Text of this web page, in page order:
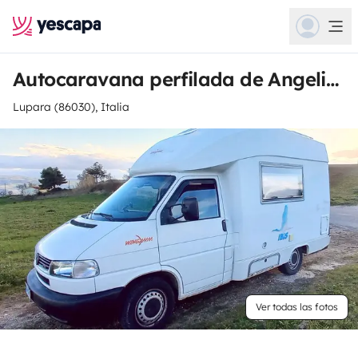
Autocaravana perfilada de Angelica
Lupara (86030), Italia
Ver todas las fotos